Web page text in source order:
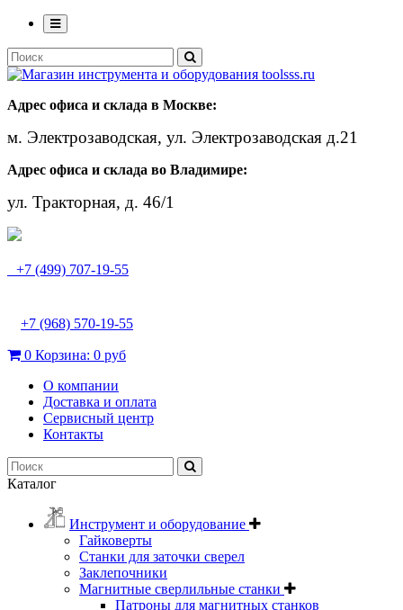
Адрес офиса и склада в Москве:
м. Электрозаводская, ул. Электрозаводская д.21
Адрес офиса и склада во Владимире:
ул. Тракторная, д. 46/1
+7 (499) 707-19-55
+7 (968) 570-19-55
0 Корзина: 0 руб
О компании
Доставка и оплата
Сервисный центр
Контакты
Каталог
Инструмент и оборудование
Гайковерты
Станки для заточки сверел
Заклепочники
Магнитные сверлильные станки
Патроны для магнитных станков